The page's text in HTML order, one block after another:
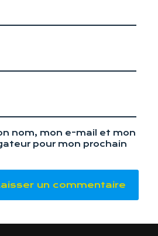
nom, mon e-mail et mon
pour mon prochain